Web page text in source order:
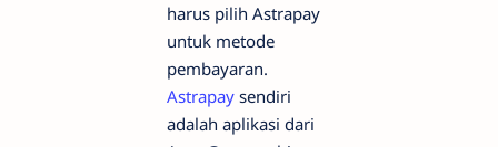
harus pilih Astrapay
untuk metode
pembayaran.
Astrapay sendiri
adalah aplikasi dari